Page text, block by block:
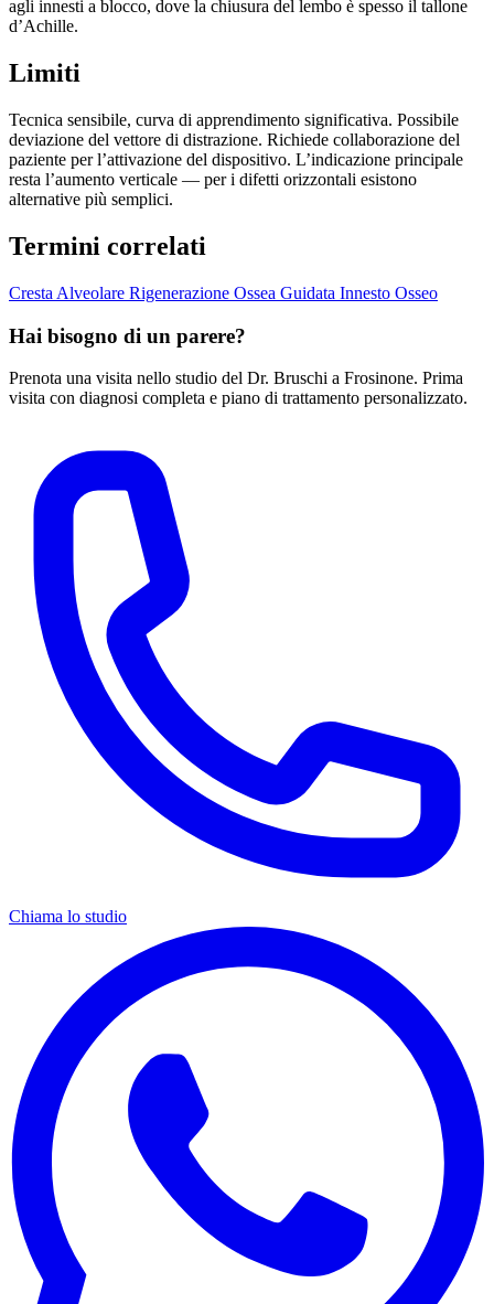
agli innesti a blocco, dove la chiusura del lembo è spesso il tallone
d’Achille.
Limiti
Tecnica sensibile, curva di apprendimento significativa. Possibile
deviazione del vettore di distrazione. Richiede collaborazione del
paziente per l’attivazione del dispositivo. L’indicazione principale
resta l’aumento verticale — per i difetti orizzontali esistono
alternative più semplici.
Termini correlati
Cresta Alveolare Rigenerazione Ossea Guidata Innesto Osseo
Hai bisogno di un parere?
Prenota una visita nello studio del Dr. Bruschi a Frosinone. Prima
visita con diagnosi completa e piano di trattamento personalizzato.
Chiama lo studio